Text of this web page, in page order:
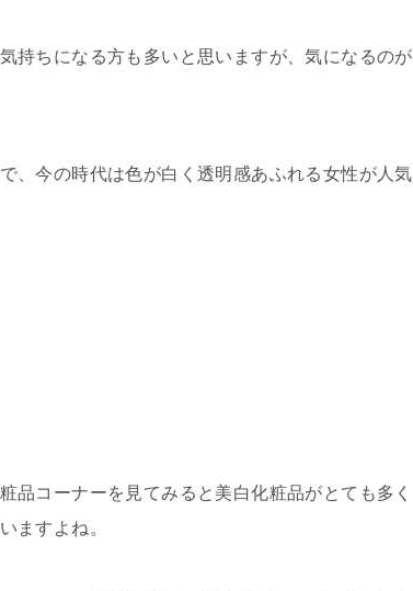
持ちになる方も多いと思いますが、気になるのが
、今の時代は色が白く透明感あふれる女性が人気
品コーナーを見てみると美白化粧品がとても多く
ますよね。